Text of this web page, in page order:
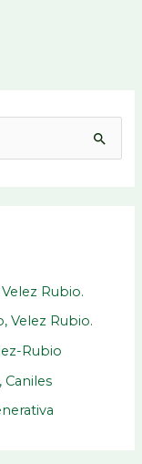
Rubio.
Velez Rubio.
Rubio